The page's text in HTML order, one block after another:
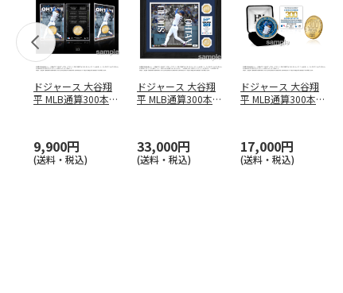
ドジャース 大谷翔
平 MLB通算300本塁
9,900円
(送料・税込)
ドジャース 大谷翔
平 MLB通算300本塁
33,000円
(送料・税込)
ドジャース 大谷翔
平 MLB通算300本塁
17,000円
(送料・税込)